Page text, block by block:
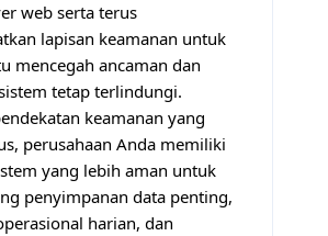
web serta terus
lapisan keamanan untuk
mencegah ancaman dan
tetap terlindungi.
keamanan yang
perusahaan Anda memiliki
yang lebih aman untuk
penyimpanan data penting,
harian, dan